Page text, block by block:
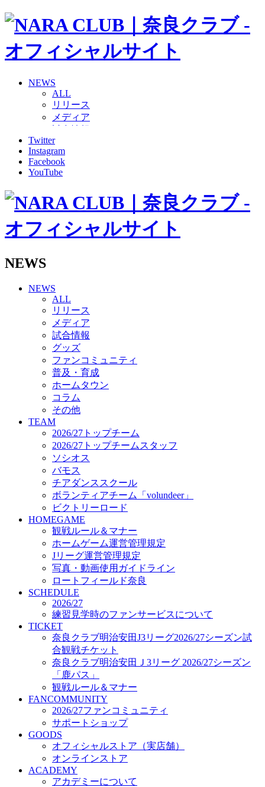
NEWS
ALL
リリース
メディア
グッズ
ファンコミュニティ
普及・育成
ホームタウン
その他
2026/27トップチーム
2026/27トップチームスタッフ
ボランティアチーム「volundeer」
ビクトリーロード
HOMEGAME
観戦ルール＆マナー
ホームゲーム運営管理規定
Jリーグ運営管理規定
写真・動画使用ガイドライン
ロートフィールド奈良
SCHEDULE
2026/27
練習見学時のファンサービスについて
TICKET
奈良クラブ明治安田J3リーグ2026/27シーズン試
合観戦チケット
奈良クラブ明治安田Ｊ3リーグ 2026/27シーズン
「鹿パス」
観戦ルール＆マナー
FANCOMMUNITY
2026/27ファンコミュニティ
サポートショップ
GOODS
オフィシャルストア（実店舗）
オンラインストア
ACADEMY
アカデミーについて
プロジェクト
コーチ&スタッフ
ジュニア
ジュニアユース
ユース
練習拠点（ナラディーア）
SCHOOL
2026/27 パートナー企業
パートナー募集
クラブ理念
クラブ情報
サステナビリティ
Web制作支援
応援プロジェクト
Twitter
Instagram
Facebook
YouTube
NEWS
NEWS
ALL
リリース
メディア
試合情報
グッズ
ファンコミュニティ
普及・育成
ホームタウン
コラム
その他
TEAM
2026/27トップチーム
2026/27トップチームスタッフ
ソシオス
バモス
チアダンススクール
ボランティアチーム「volundeer」
ビクトリーロード
HOMEGAME
観戦ルール＆マナー
ホームゲーム運営管理規定
Jリーグ運営管理規定
写真・動画使用ガイドライン
ロートフィールド奈良
SCHEDULE
2026/27
練習見学時のファンサービスについて
TICKET
奈良クラブ明治安田J3リーグ2026/27シーズン試
合観戦チケット
奈良クラブ明治安田Ｊ3リーグ 2026/27シーズン
「鹿パス」
観戦ルール＆マナー
FANCOMMUNITY
2026/27ファンコミュニティ
サポートショップ
GOODS
オフィシャルストア（実店舗）
オンラインストア
ACADEMY
アカデミーについて